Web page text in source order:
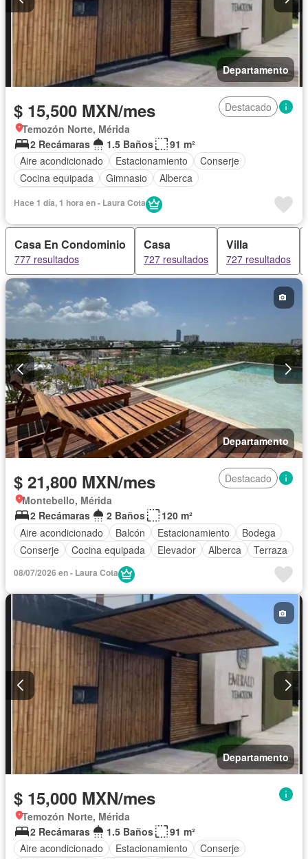
Departamento
$ 15,500 MXN/mes
Destacado
Temozón Norte, Mérida
2 Recámaras
1.5 Baños
91 m²
Aire acondicionado
Estacionamiento
Conserje
Cocina equipada
Gimnasio
Alberca
Hace 1 día, 1 hora en - Laura Cota
Casa En Condominio
777 resultados
Casa
727 resultados
Villa
727 resultados
Departamento
$ 21,800 MXN/mes
Destacado
Montebello, Mérida
2 Recámaras
2 Baños
120 m²
Aire acondicionado
Balcón Estacionamiento
Bodega
Conserje
Cocina equipada Elevador Alberca Terraza
08/07/2026 en - Laura Cota
Departamento
$ 15,000 MXN/mes
Temozón Norte, Mérida
2 Recámaras
1.5 Baños
91 m²
Aire acondicionado
Estacionamiento
Conserje